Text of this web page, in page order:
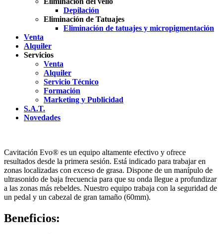
Depilación
Eliminación de Tatuajes
Eliminación de tatuajes y micropigmentación
Venta
Alquiler
Servicios
Venta
Alquiler
Servicio Técnico
Formación
Marketing y Publicidad
S.A.T.
Novedades
Cavitación Evo® es un equipo altamente efectivo y ofrece
resultados desde la primera sesión. Está indicado para trabajar en
zonas localizadas con exceso de grasa. Dispone de un manípulo de
ultrasonido de baja frecuencia para que su onda llegue a profundizar
a las zonas más rebeldes. Nuestro equipo trabaja con la seguridad de
un pedal y un cabezal de gran tamaño (60mm).
Beneficios: